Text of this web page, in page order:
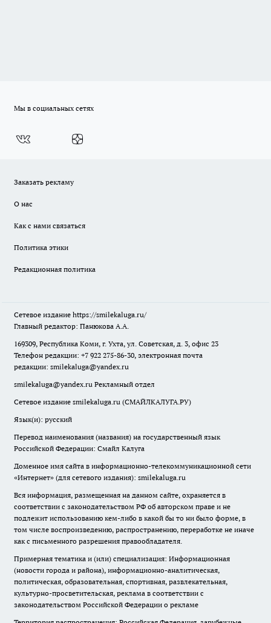
Мы в социальных сетях
Заказать рекламу
О нас
Как с нами связаться
Политика этики
Редакционная политика
Сетевое издание https://smilekaluga.ru/
Главный редактор: Панюкова А.А.
169309, Республика Коми, г. Ухта, ул. Советская, д. 3, офис 23
Телефон редакции: +7 922 275-86-30, электронная почта
редакции: smilekaluga@yandex.ru
smilekaluga@yandex.ru Рекламный отдел
Сетевое издание smilekaluga.ru (СМАЙЛКАЛУГА.РУ)
Язык(и): русский
Перевод наименования (названия) на государственный язык
Российской Федерации: Смайл Калуга
Доменное имя сайта в информационно-телекоммуникационной сети
«Интернет» (для сетевого издания): smilekaluga.ru
Вся информация, размещенная на данном сайте, охраняется в
соответствии с законодательством РФ об авторском праве и не
подлежит использованию кем-либо в какой бы то ни было форме, в
том числе воспроизведению, распространению, переработке не иначе
как с письменного разрешения правообладателя.
Примерная тематика и (или) специализация: Информационная
(новости города и района), информационно-аналитическая,
политическая, образовательная, спортивная, развлекательная,
культурно-просветительская, реклама в соответствии с
законодательством Российской Федерации о рекламе